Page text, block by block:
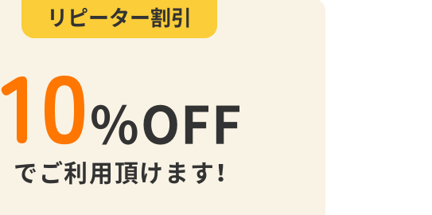
リピーター割引
10%OFF
でご利用頂けます！